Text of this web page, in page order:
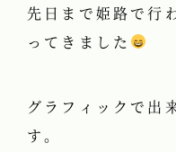
先日まで姫路で行
ってきました
グラフィックで出
す。